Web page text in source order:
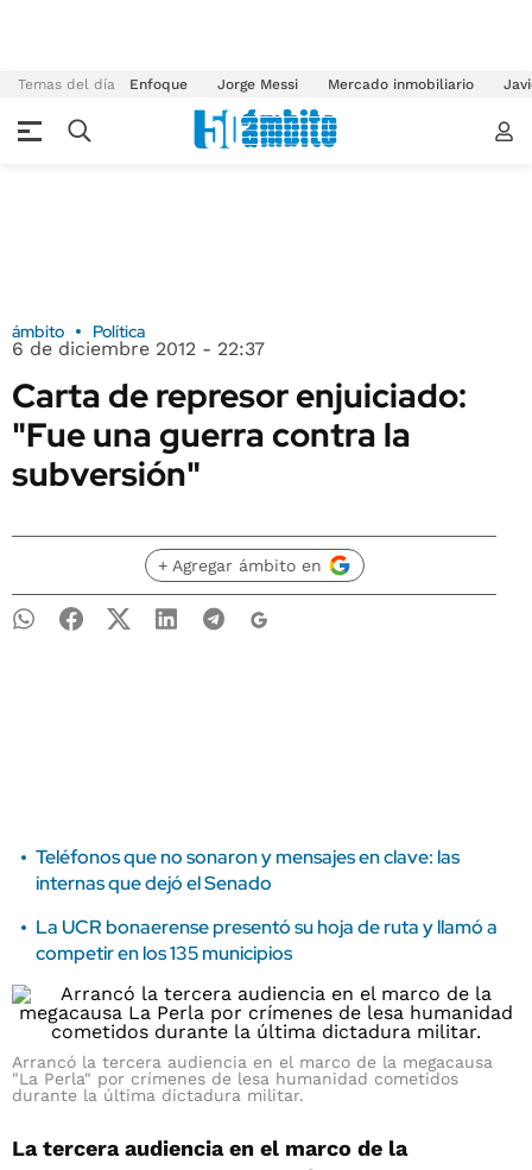
Temas del día Enfoque Jorge Messi Mercado inmobiliario
ámbito Política
6 de diciembre 2012 - 22:37
Carta de represor enjuiciado:
"Fue una guerra contra la
subversión"
+ Agregar ámbito en
Teléfonos que no sonaron y mensajes en clave: las
internas que dejó el Senado
La UCR bonaerense presentó su hoja de ruta y llamó a
competir en los 135 municipios
Arrancó la tercera audiencia en el marco de la megacausa
"La Perla" por crímenes de lesa humanidad cometidos
durante la última dictadura militar.
La tercera audiencia en el marco de la